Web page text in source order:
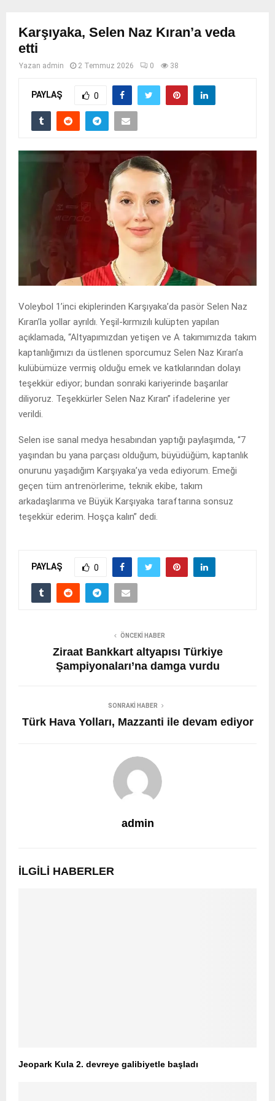
Karşıyaka, Selen Naz Kıran’a veda
etti
Yazan admin 2 Temmuz 2026 0 38
PAYLAŞ 0
Voleybol 1’inci ekiplerinden Karşıyaka’da pasör Selen Naz
Kıran’la yollar ayrıldı. Yeşil-kırmızılı kulüpten yapılan
açıklamada, “Altyapımızdan yetişen ve A takımımızda takım
kaptanlığımızı da üstlenen sporcumuz Selen Naz Kıran’a
kulübümüze vermiş olduğu emek ve katkılarından dolayı
teşekkür ediyor; bundan sonraki kariyerinde başarılar
diliyoruz. Teşekkürler Selen Naz Kıran” ifadelerine yer
verildi.
Selen ise sanal medya hesabından yaptığı paylaşımda, “7
yaşından bu yana parçası olduğum, büyüdüğüm, kaptanlık
onurunu yaşadığım Karşıyaka’ya veda ediyorum. Emeği
geçen tüm antrenörlerime, teknik ekibe, takım
arkadaşlarıma ve Büyük Karşıyaka taraftarına sonsuz
teşekkür ederim. Hoşça kalın” dedi.
PAYLAŞ 0
ÖNCEKI HABER
Ziraat Bankkart altyapısı Türkiye
Şampiyonaları’na damga vurdu
SONRAKI HABER
Türk Hava Yolları, Mazzanti ile devam ediyor
admin
İLGILI HABERLER
Jeopark Kula 2. devreye galibiyetle başladı